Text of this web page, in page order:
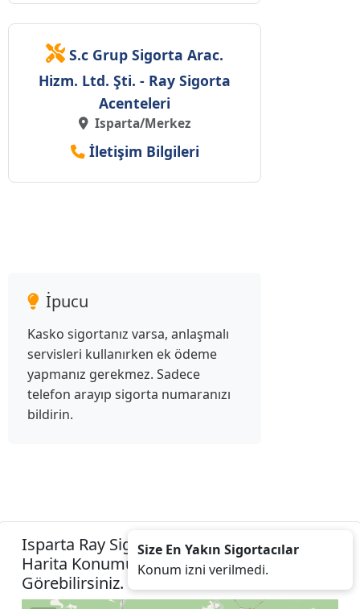
S.c Grup Sigorta Arac.
Hizm. Ltd. Şti. - Ray Sigorta
Acenteleri
Isparta/Merkez
İletişim Bilgileri
İpucu
Kasko sigortanız varsa, anlaşmalı
servisleri kullanırken ek ödeme
yapmanız gerekmez. Sadece
telefon arayıp sigorta numaranızı
bildirin.
Isparta Ray Sigorta Acenteleri Listesini
Harita Konumunuza İzin Vererek
Görebilirsiniz.
Size En Yakın Sigortacılar
Konum izni verilmedi.